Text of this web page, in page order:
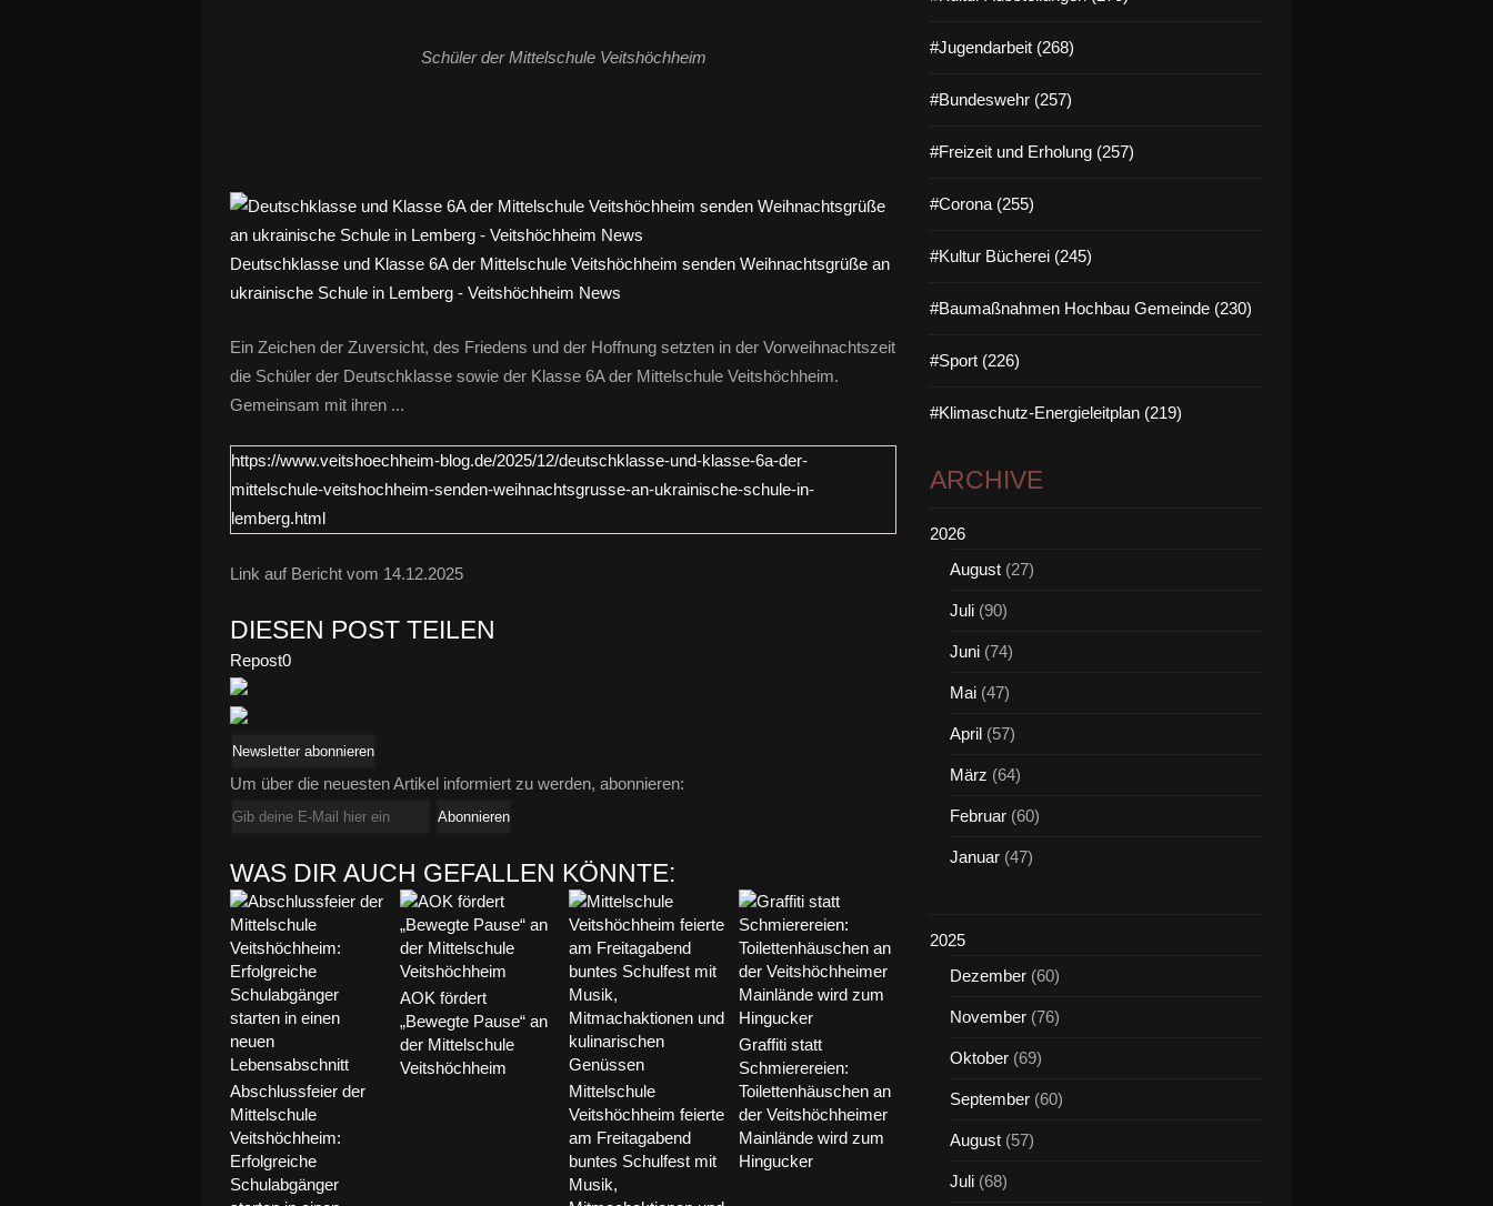
Schüler der Mittelschule Veitshöchheim
Deutschklasse und Klasse 6A der Mittelschule Veitshöchheim senden Weihnachtsgrüße an
ukrainische Schule in Lemberg - Veitshöchheim News
Ein Zeichen der Zuversicht, des Friedens und der Hoffnung setzten in der Vorweihnachtszeit
die Schüler der Deutschklasse sowie der Klasse 6A der Mittelschule Veitshöchheim.
Gemeinsam mit ihren ...
https://www.veitshoechheim-blog.de/2025/12/deutschklasse-und-klasse-6a-der-
mittelschule-veitshochheim-senden-weihnachtsgrusse-an-ukrainische-schule-in-
lemberg.html
Link auf Bericht vom 14.12.2025
DIESEN POST TEILEN
Repost0
Newsletter abonnieren
Um über die neuesten Artikel informiert zu werden, abonnieren:
WAS DIR AUCH GEFALLEN KÖNNTE:
Abschlussfeier der
Mittelschule
Veitshöchheim:
Erfolgreiche
Schulabgänger
AOK fördert
„Bewegte Pause“ an
der Mittelschule
Veitshöchheim
Mittelschule
Veitshöchheim feierte
am Freitagabend
buntes Schulfest mit
Musik,
Graffiti statt
Schmierereien:
Toilettenhäuschen an
der Veitshöchheimer
Mainlände wird zum
Hingucker
#Jugendarbeit (268)
#Bundeswehr (257)
#Freizeit und Erholung (257)
#Corona (255)
#Kultur Bücherei (245)
#Baumaßnahmen Hochbau Gemeinde (230)
#Sport (226)
#Klimaschutz-Energieleitplan (219)
ARCHIVE
2026
August (27)
Juli (90)
Juni (74)
Mai (47)
April (57)
März (64)
Februar (60)
Januar (47)
2025
Dezember (60)
November (76)
Oktober (69)
September (60)
August (57)
Juli (68)